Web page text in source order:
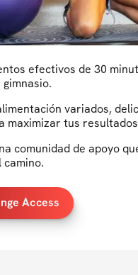
efectivos de 30
variados,
maximizar tus
comunidad de apoyo
camino.
Access